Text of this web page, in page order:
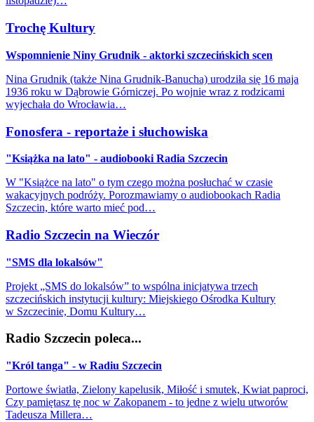
Trochę Kultury
Wspomnienie Niny Grudnik - aktorki szczecińskich scen
Nina Grudnik (także Nina Grudnik-Banucha) urodziła się 16 maja
1936 roku w Dąbrowie Górniczej. Po wojnie wraz z rodzicami
wyjechała do Wrocławia…
Fonosfera - reportaże i słuchowiska
"Książka na lato" - audiobooki Radia Szczecin
W "Książce na lato" o tym czego można posłuchać w czasie
wakacyjnych podróży. Porozmawiamy o audiobookach Radia
Szczecin, które warto mieć pod…
Radio Szczecin na Wieczór
"SMS dla lokalsów"
Projekt „SMS do lokalsów” to wspólna inicjatywa trzech
szczecińskich instytucji kultury: Miejskiego Ośrodka Kultury
w Szczecinie, Domu Kultury…
Radio Szczecin poleca...
"Król tanga" - w Radiu Szczecin
Portowe światła, Zielony kapelusik, Miłość i smutek, Kwiat paproci,
Czy pamiętasz tę noc w Zakopanem - to jedne z wielu utworów
Tadeusza Millera…